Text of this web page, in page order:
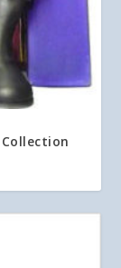
Collection